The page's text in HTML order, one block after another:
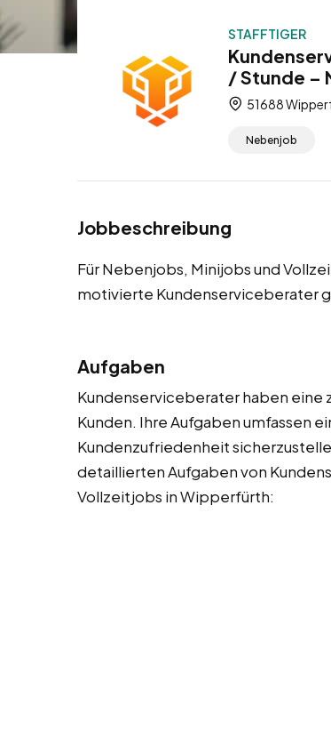
STAFFTIGER
/ Stunde –
51688
Nebenjob
Jobbeschreibung
Für Nebenjobs, Minijobs und
motivierte Kundenserviceberater
Aufgaben
Kundenserviceberater haben eine
Kunden. Ihre Aufgaben umfassen
Kundenzufriedenheit
detaillierten Aufgaben von
Vollzeitjobs in Wipperfürth: